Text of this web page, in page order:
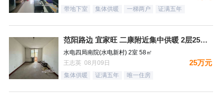
带地下室 集体供暖 一梯两户 证满五年
范阳路边 宜家旺 二康附近集中供暖 2层25万！
水电四局南院(水电新村) 2室 58㎡
王志英 08月09日
25万元
集体供暖 证满五年 唯一住房